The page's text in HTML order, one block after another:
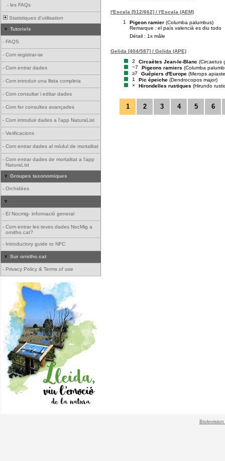
- les FAQs
Statistiques d'utilisation
Tutoriels
- FAQS
- Com registrar-se
- Com entrar dades
- Com introduir una llista completa
- Com consultar i editar dades
- Com fer consultes avançades
- Com introduir dades a l'app NaturaList
- Verificacions
- Com entrar dades al mòdul de mortalitat
- Com entrar dades de mortalitat a l'app
NaturaList
Groupes taxonomiques
- Orchidées
- El Nocmig- informació general
- Com entrar les teves dades NocMig a
ornitho.cat?
- Introductory guide to NFC
Sur ornitho.cat
- Privacy Policy & Terms of use
l'Escala [512/662] / l'Escala (AEM)
1
Pigeon ramier (Columba palumbus)
Remarque : el país valencià es diu todo
Détail : 1x mâle
Gelida [404/587] / Gelida (APE)
2
Circaètes Jean-le-Blanc (Circaetus
~7
Pigeons ramiers (Columba
≥7
Guêpiers d'Europe (Merops
1
Pic épeiche (Dendrocopos major)
×
Hirondelles rustiques (Hirundo
1 2 3 4 5 6
Biolovision